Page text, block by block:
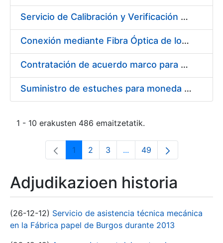
Servicio de Calibración y Verificación Externa de los Equipos de Medición del Servicio de Prevención de la FNMT-RCM
Conexión mediante Fibra Óptica de los Centros de Proceso de Datos (CPDs) de las sedes de la FNMT-RCM de Burgos y Madrid
Contratación de acuerdo marco para el Suministro de Material de Electricidad para la Fábrica Nacional de Moneda y Timbre-Real Casa de la Moneda en su centro de trabajo de Burgos
Suministro de estuches para moneda de 30 €
1 - 10 erakusten 486 emaitzetatik.
Orrialdea
1 Orrialdea
2 Orrialdea
3 ...Intermediate Pages Use
Orrialdea
49
Adjudikazioen historia
(26-12-12) Servicio de asistencia técnica mecánica
en la Fábrica papel de Burgos durante 2013